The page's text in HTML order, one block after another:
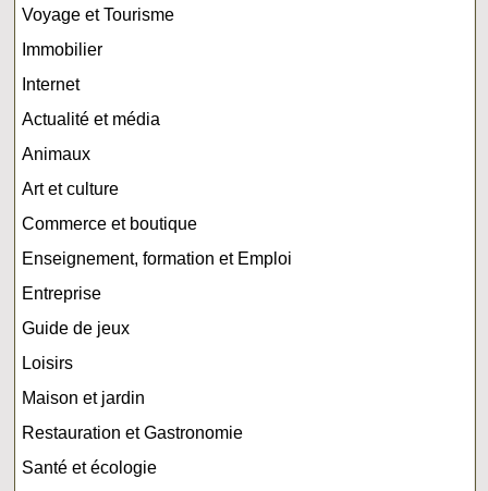
Voyage et Tourisme
Immobilier
Internet
Actualité et média
Animaux
Art et culture
Commerce et boutique
Enseignement, formation et Emploi
Entreprise
Guide de jeux
Loisirs
Maison et jardin
Restauration et Gastronomie
Santé et écologie